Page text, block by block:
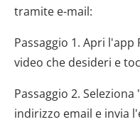
tramite e-mail:
Passaggio 1. Apri
video che desideri e
Passaggio 2.
indirizzo email e invia